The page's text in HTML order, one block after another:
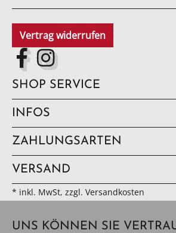
Vertrag widerrufen
SHOP SERVICE
INFOS
ZAHLUNGSARTEN
VERSAND
* inkl. MwSt, zzgl. Versandkosten
UNS KÖNNEN SIE